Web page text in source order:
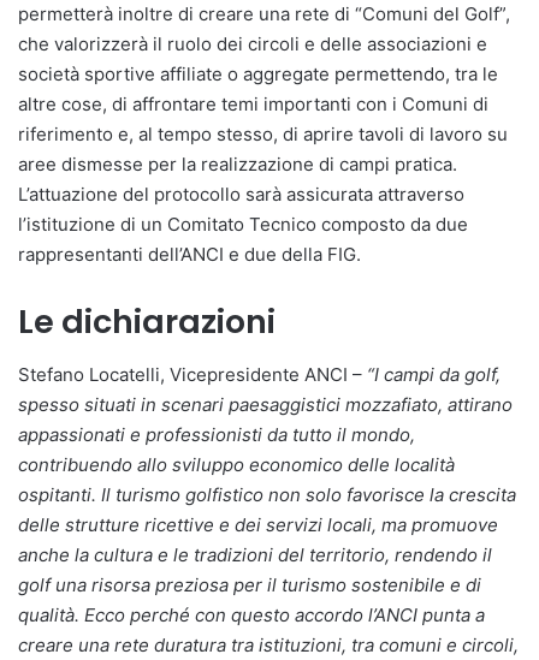
permetterà inoltre di creare una rete di “Comuni del Golf”,
che valorizzerà il ruolo dei circoli e delle associazioni e
società sportive affiliate o aggregate permettendo, tra le
altre cose, di affrontare temi importanti con i Comuni di
riferimento e, al tempo stesso, di aprire tavoli di lavoro su
aree dismesse per la realizzazione di campi pratica.
L’attuazione del protocollo sarà assicurata attraverso
l’istituzione di un Comitato Tecnico composto da due
rappresentanti dell’ANCI e due della FIG.
Le dichiarazioni
Stefano Locatelli, Vicepresidente ANCI – “I campi da golf,
spesso situati in scenari paesaggistici mozzafiato, attirano
appassionati e professionisti da tutto il mondo,
contribuendo allo sviluppo economico delle località
ospitanti. Il turismo golfistico non solo favorisce la crescita
delle strutture ricettive e dei servizi locali, ma promuove
anche la cultura e le tradizioni del territorio, rendendo il
golf una risorsa preziosa per il turismo sostenibile e di
qualità. Ecco perché con questo accordo l’ANCI punta a
creare una rete duratura tra istituzioni, tra comuni e circoli,